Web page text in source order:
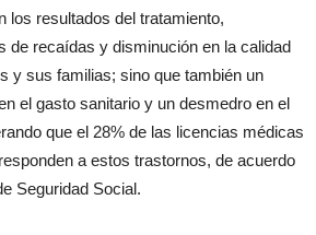
los resultados del tratamiento,
de recaídas y disminución en la calidad
y sus familias; sino que también un
el gasto sanitario y un desmedro en el
que el 28% de las licencias médicas
a estos trastornos, de acuerdo
Seguridad Social.